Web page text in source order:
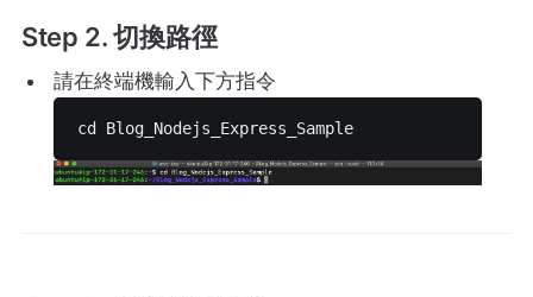
Step 2. 切換路徑
請在終端機輸入下方指令
cd Blog_Nodejs_Express_Sample